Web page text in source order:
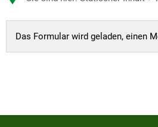
Formular
Unterkunft
Das Formular wird geladen, einen